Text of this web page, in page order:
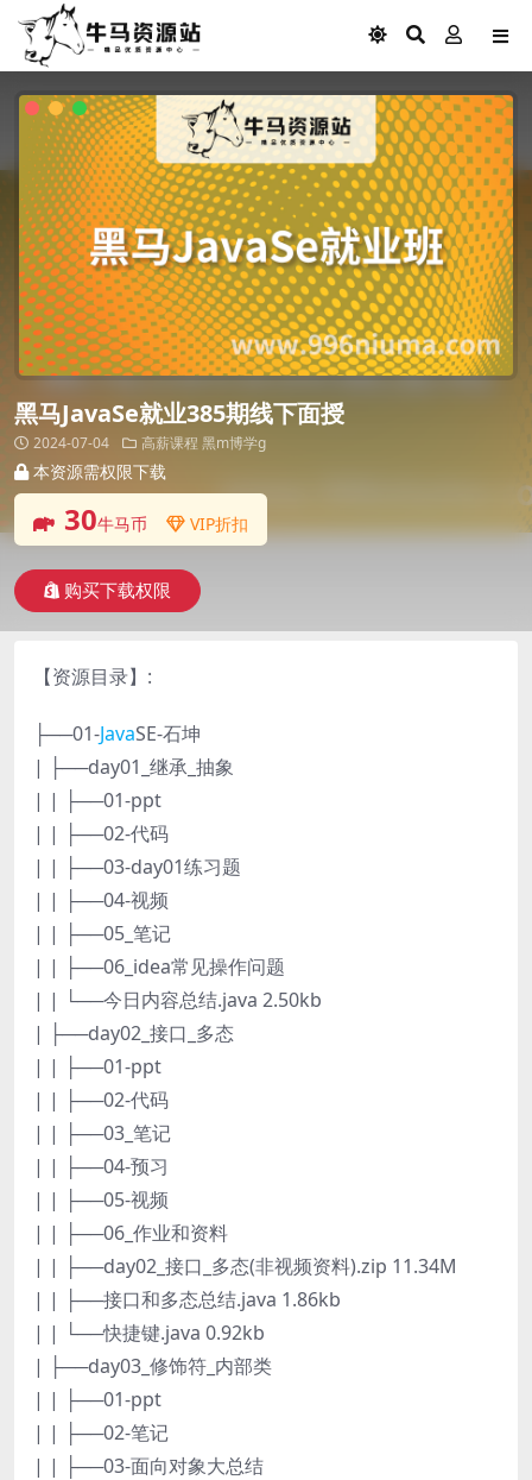
黑马JavaSe就业385期线下面授
2024-07-04 高薪课程 黑m博学g
本资源需权限下载
30牛马币 VIP折扣
购买下载权限
【资源目录】:
├──01-JavaSE-石坤
| ├──day01_继承_抽象
| | ├──01-ppt
| | ├──02-代码
| | ├──03-day01练习题
| | ├──04-视频
| | ├──05_笔记
| | ├──06_idea常见操作问题
| | └──今日内容总结.java 2.50kb
| ├──day02_接口_多态
| | ├──01-ppt
| | ├──02-代码
| | ├──03_笔记
| | ├──04-预习
| | ├──05-视频
| | ├──06_作业和资料
| | ├──day02_接口_多态(非视频资料).zip 11.34M
| | ├──接口和多态总结.java 1.86kb
| | └──快捷键.java 0.92kb
| ├──day03_修饰符_内部类
| | ├──01-ppt
| | ├──02-笔记
| | ├──03-面向对象大总结